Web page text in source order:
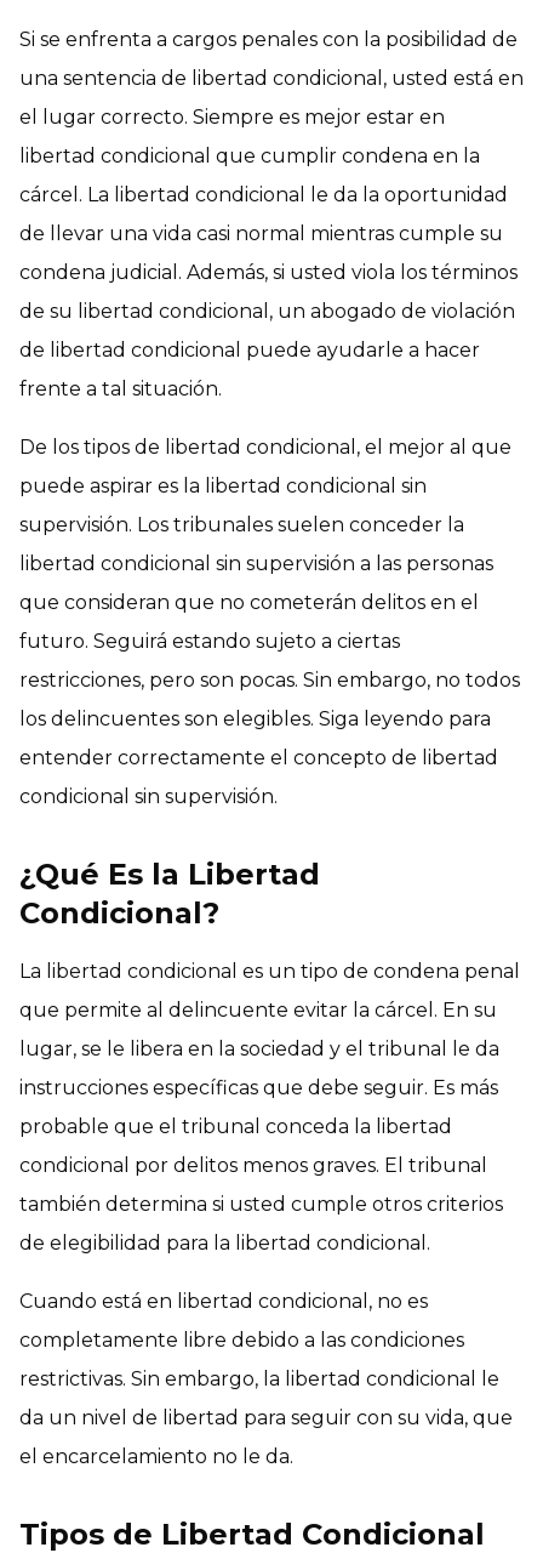
Si se enfrenta a cargos penales con la posibilidad de
una sentencia de libertad condicional, usted está en
el lugar correcto. Siempre es mejor estar en
libertad condicional que cumplir condena en la
cárcel. La libertad condicional le da la oportunidad
de llevar una vida casi normal mientras cumple su
condena judicial. Además, si usted viola los términos
de su libertad condicional, un abogado de violación
de libertad condicional puede ayudarle a hacer
frente a tal situación.
De los tipos de libertad condicional, el mejor al que
puede aspirar es la libertad condicional sin
supervisión. Los tribunales suelen conceder la
libertad condicional sin supervisión a las personas
que consideran que no cometerán delitos en el
futuro. Seguirá estando sujeto a ciertas
restricciones, pero son pocas. Sin embargo, no todos
los delincuentes son elegibles. Siga leyendo para
entender correctamente el concepto de libertad
condicional sin supervisión.
¿Qué Es la Libertad
Condicional?
La libertad condicional es un tipo de condena penal
que permite al delincuente evitar la cárcel. En su
lugar, se le libera en la sociedad y el tribunal le da
instrucciones específicas que debe seguir. Es más
probable que el tribunal conceda la libertad
condicional por delitos menos graves. El tribunal
también determina si usted cumple otros criterios
de elegibilidad para la libertad condicional.
Cuando está en libertad condicional, no es
completamente libre debido a las condiciones
restrictivas. Sin embargo, la libertad condicional le
da un nivel de libertad para seguir con su vida, que
el encarcelamiento no le da.
Tipos de Libertad Condicional